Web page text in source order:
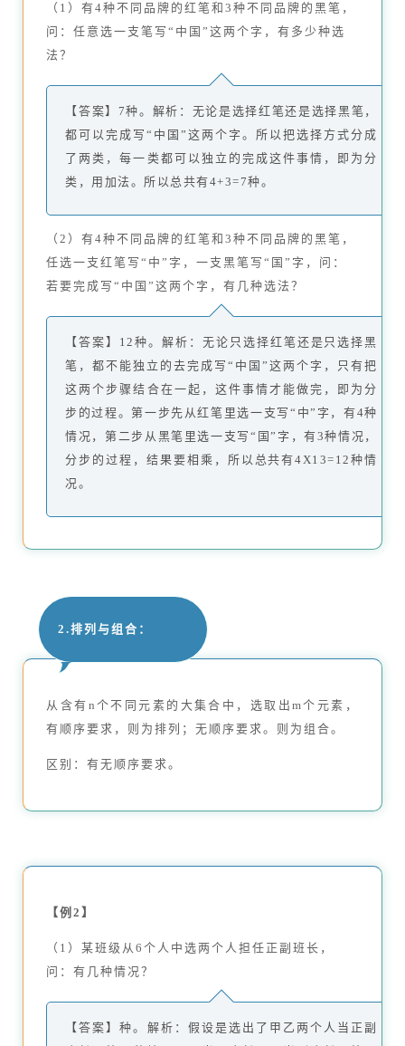
（1）有4种不同品牌的红笔和3种不同品牌的黑笔，
问：任意选一支笔写“中国”这两个字，有多少种选
法？
【答案】7种。解析：无论是选择红笔还是选择黑笔，
都可以完成写“中国”这两个字。所以把选择方式分成
了两类，每一类都可以独立的完成这件事情，即为分
类，用加法。所以总共有4+3=7种。
（2）有4种不同品牌的红笔和3种不同品牌的黑笔，
任选一支红笔写“中”字，一支黑笔写“国”字，问：
若要完成写“中国”这两个字，有几种选法？
【答案】12种。解析：无论只选择红笔还是只选择黑
笔，都不能独立的去完成写“中国”这两个字，只有把
这两个步骤结合在一起，这件事情才能做完，即为分
步的过程。第一步先从红笔里选一支写“中”字，有4种
情况，第二步从黑笔里选一支写“国”字，有3种情况，
分步的过程，结果要相乘，所以总共有4X13=12种情
况。
2.排列与组合：
从含有n个不同元素的大集合中，选取出m个元素，
有顺序要求，则为排列；无顺序要求。则为组合。
区别：有无顺序要求。
【例2】
（1）某班级从6个人中选两个人担任正副班长，
问：有几种情况？
【答案】种。解析：假设是选出了甲乙两个人当正副